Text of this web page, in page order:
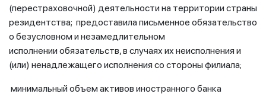
(перестраховочной) деятельности на территории страны
резидентства; предоставила письменное обязательство
о безусловном и незамедлительном
исполнении обязательств, в случаях их неисполнения и
(или) ненадлежащего исполнения со стороны филиала;
минимальный объем активов иностранного банка